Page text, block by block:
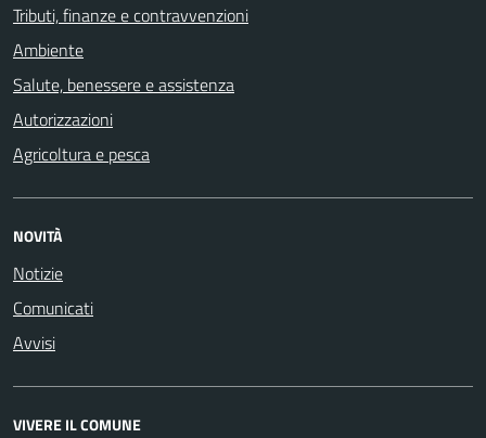
Tributi, finanze e contravvenzioni
Ambiente
Salute, benessere e assistenza
Autorizzazioni
Agricoltura e pesca
NOVITÀ
Notizie
Comunicati
Avvisi
VIVERE IL COMUNE